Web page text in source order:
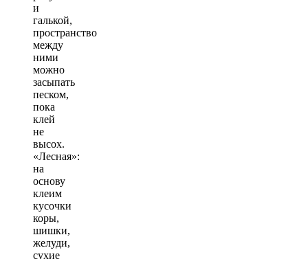
и
галькой,
пространство
между
ними
можно
засыпать
песком,
пока
клей
не
высох.
«Лесная»:
на
основу
клеим
кусочки
коры,
шишки,
желуди,
сухие